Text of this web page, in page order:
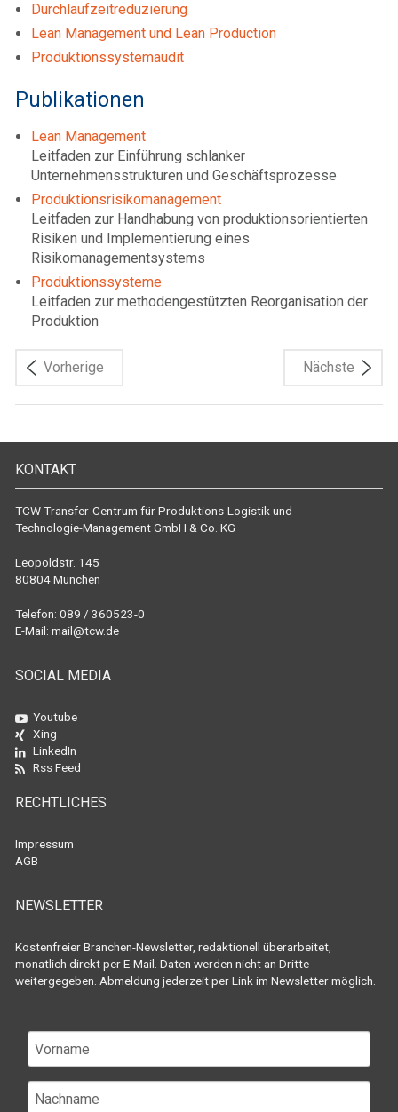
Durchlaufzeitreduzierung
Lean Management und Lean Production
Produktionssystemaudit
Publikationen
Lean Management
Leitfaden zur Einführung schlanker
Unternehmensstrukturen und Geschäftsprozesse
Produktionsrisikomanagement
Leitfaden zur Handhabung von produktionsorientierten
Risiken und Implementierung eines
Risikomanagementsystems
Produktionssysteme
Leitfaden zur methodengestützten Reorganisation der
Produktion
Vorherige Nächste
KONTAKT
TCW Transfer-Centrum für Produktions-Logistik und
Technologie-Management GmbH & Co. KG
Leopoldstr. 145
80804 München
Telefon: 089 / 360523-0
E-Mail: mail@tcw.de
SOCIAL MEDIA
Youtube
Xing
LinkedIn
Rss Feed
RECHTLICHES
Impressum
AGB
NEWSLETTER
Kostenfreier Branchen-Newsletter, redaktionell überarbeitet,
monatlich direkt per E-Mail. Daten werden nicht an Dritte
weitergegeben. Abmeldung jederzeit per Link im Newsletter möglich.